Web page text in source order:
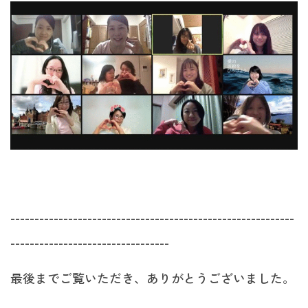
-----------------------------------------------------------
---------------------------------
最後までご覧いただき、ありがとうございました。